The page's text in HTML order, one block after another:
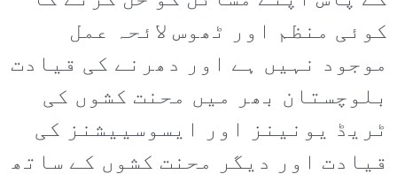
کوئی منظم اور ٹھوس لائحہ عمل
موجود نہیں ہے اور دھرنے کی قیادت
بلوچستان بھر میں محنت کشوں کی
ٹریڈ یونینز اور ایسوسییشنز کی
قیادت اور دیگر محنت کشوں کے ساتھ